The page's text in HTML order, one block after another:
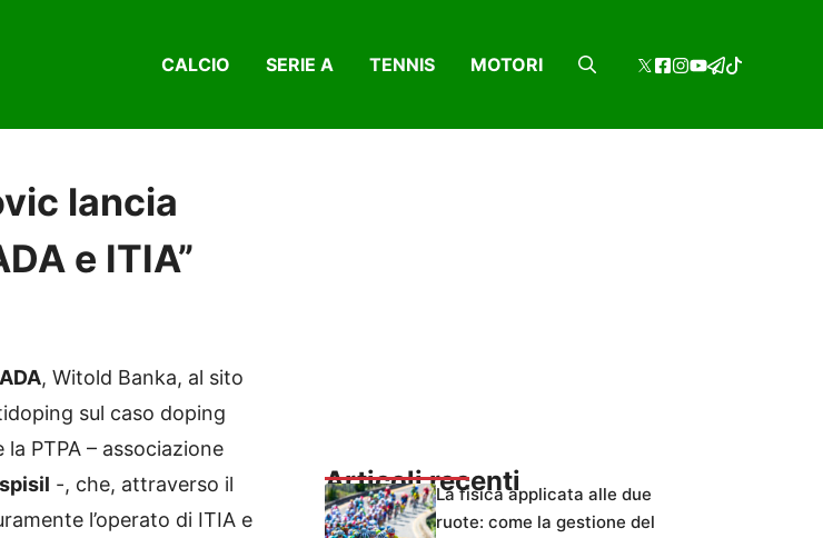
CALCIO SERIE A TENNIS MOTORI
lancia
e ITIA”
, Witold Banka, al sito
sul caso doping
PTPA – associazione
-, che, attraverso il
l’operato di ITIA e
Articoli recentiLa fisica applicata alle due
ruote: come la gestione del